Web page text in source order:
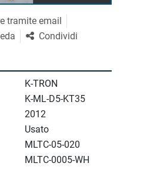
tramite email
Condividi
K-TRON
K-ML-D5-KT35
2012
Usato
MLTC-05-020
MLTC-0005-WH